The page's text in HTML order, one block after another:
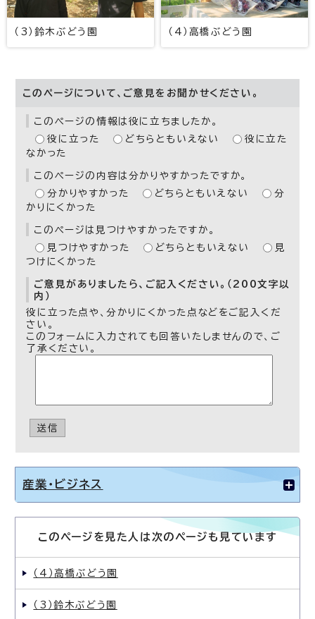
（3）鈴木ぶどう園 （4）高橋ぶどう園
このページについて、ご意見をお聞かせください。
このページの情報は役に立ちましたか。
役に立った
どちらともいえない
役に立た
なかった
このページの内容は分かりやすかったですか。
分かりやすかった
どちらともいえない
分
かりにくかった
このページは見つけやすかったですか。
見つけやすかった
どちらともいえない
見
つけにくかった
ご意見がありましたら、ご記入ください。（200文字以
内）
役に立った点や、分かりにくかった点などをご記入くだ
さい。
このフォームに入力されても回答いたしませんので、ご
了承ください。
送信
産業・ビジネス
このページを見た人は次のページも見ています
（4）高橋ぶどう園
（3）鈴木ぶどう園